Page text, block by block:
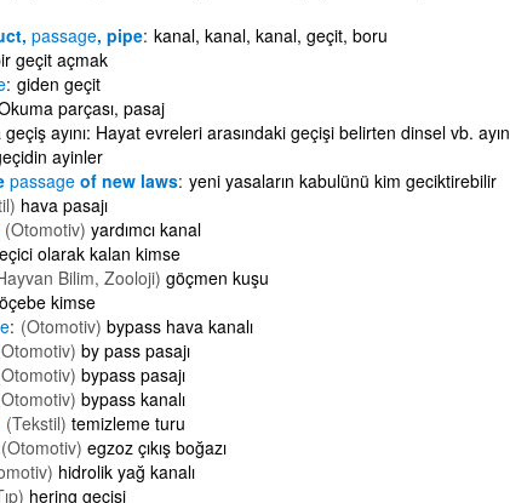
passage, pipe kanal, kanal, kanal, geçit, boru
geçit açmak
giden geçit
parçası, pasaj
geçiş ayını: Hayat evreleri arasındaki geçişi belirten dinsel vb. ayın
ayinler
passageof new laws yeni yasaların kabulünü kim geciktirebilir
hava pasajı
(Otomotiv) yardımcı kanal
olarak kalan kimse
Bilim, Zooloji) göçmen kuşu
kimse
(Otomotiv) bypass hava kanalı
by pass pasajı
bypass pasajı
bypass kanalı
(Tekstil) temizleme turu
(Otomotiv) egzoz çıkış boğazı
hidrolik yağ kanalı
hering geçişi